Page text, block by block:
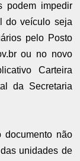
podem impedir
do veículo seja
pelo Posto
ou no novo
Carteira
da Secretaria
não
unidades de